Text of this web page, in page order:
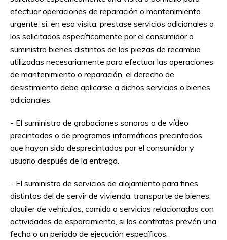
efectuar operaciones de reparación o mantenimiento
urgente; si, en esa visita, prestase servicios adicionales a
los solicitados específicamente por el consumidor o
suministra bienes distintos de las piezas de recambio
utilizadas necesariamente para efectuar las operaciones
de mantenimiento o reparación, el derecho de
desistimiento debe aplicarse a dichos servicios o bienes
adicionales.
- El suministro de grabaciones sonoras o de vídeo
precintadas o de programas informáticos precintados
que hayan sido desprecintados por el consumidor y
usuario después de la entrega.
- El suministro de servicios de alojamiento para fines
distintos del de servir de vivienda, transporte de bienes,
alquiler de vehículos, comida o servicios relacionados con
actividades de esparcimiento, si los contratos prevén una
fecha o un periodo de ejecución específicos.